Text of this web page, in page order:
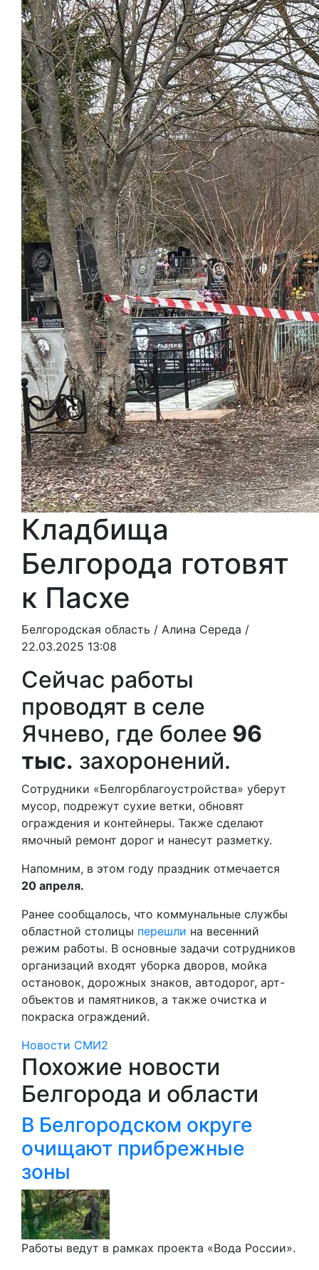
Кладбища
Белгорода готовят
к Пасхе
Белгородская область / Алина Середа /
22.03.2025 13:08
Сейчас работы
проводят в селе
Ячнево, где более 96
тыс. захоронений.
Сотрудники «Белгорблагоустройства» уберут
мусор, подрежут сухие ветки, обновят
ограждения и контейнеры. Также сделают
ямочный ремонт дорог и нанесут разметку.
Напомним, в этом году праздник отмечается
20 апреля.
Ранее сообщалось, что коммунальные службы
областной столицы перешли на весенний
режим работы. В основные задачи сотрудников
организаций входят уборка дворов, мойка
остановок, дорожных знаков, автодорог, арт-
объектов и памятников, а также очистка и
покраска ограждений.
Новости СМИ2
Похожие новости
Белгорода и области
В Белгородском округе
очищают прибрежные
зоны
Работы ведут в рамках проекта «Вода России».